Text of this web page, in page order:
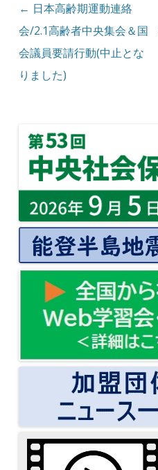
投稿ナビゲーション
← 日本高齢期運動連絡
会/2.1高齢者中央集会＆国
会議員要請行動(中止とな
りました)